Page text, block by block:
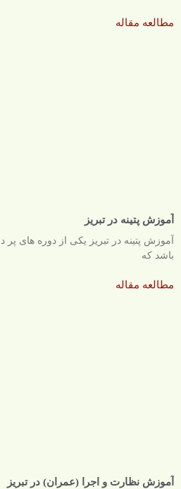
مطالعه مقاله
آموزش پتینه در تبریز
آموزش پتینه در تبریز یکی از دوره های
باشد که
مطالعه مقاله
آموزش نظارت و اجرا (عمران) در تبریز